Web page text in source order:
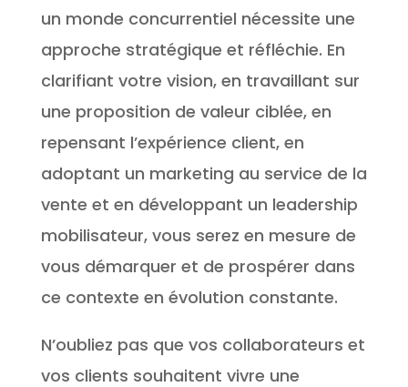
un monde concurrentiel nécessite une
approche stratégique et réfléchie. En
clarifiant votre vision, en travaillant sur
une proposition de valeur ciblée, en
repensant l’expérience client, en
adoptant un marketing au service de la
vente et en développant un leadership
mobilisateur, vous serez en mesure de
vous démarquer et de prospérer dans
ce contexte en évolution constante.
N’oubliez pas que vos collaborateurs et
vos clients souhaitent vivre une